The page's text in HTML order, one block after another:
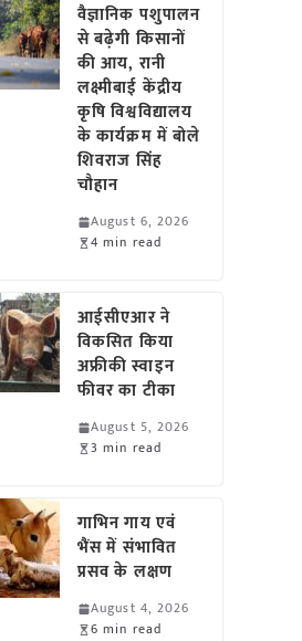
वैज्ञानिक पशुपालन
से बढ़ेगी किसानों
की आय, रानी
लक्ष्मीबाई केंद्रीय
कृषि विश्वविद्यालय
के कार्यक्रम में बोले
शिवराज सिंह
चौहान
August 6, 2026
4 min read
आईसीएआर ने
विकसित किया
अफ्रीकी स्वाइन
फीवर का टीका
August 5, 2026
3 min read
गाभिन गाय एवं
भैंस में संभावित
प्रसव के लक्षण
August 4, 2026
6 min read